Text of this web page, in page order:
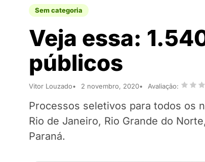
Sem categoria
Veja essa:
públicos
Vitor Louzado 2 novembro, 2020 Avaliação:
Processos seletivos para todos os
Rio de Janeiro, Rio Grande do
Paraná.